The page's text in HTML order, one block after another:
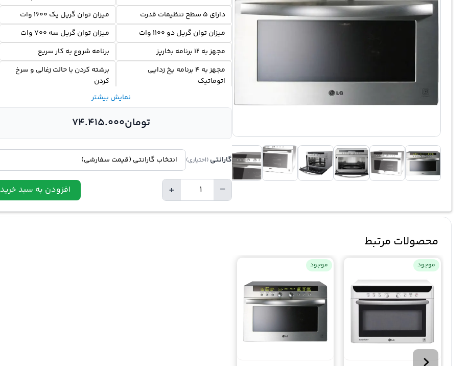
دارای 5 سطح تنظیمات قدرت
میزان توان گریل یک 1600 وات
میزان توان گریل دو 1100 وات
میزان توان گریل سه 700 وات
مجهز به 12 برنامه بخارپز
برنامه شروع به کار سریع
مجهز به 4 برنامه یخ زدایی
اتوماتیک
برشته کردن با حالت زغالی و سرخ
کردن
نمایش بیشتر
تومان74.415.000
گارانتی (اختیاری)
−
Quantity
+ افزودن به سبد خرید
محصولات مرتبط
موجود موجود